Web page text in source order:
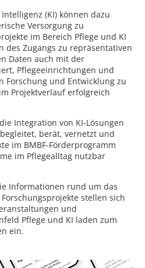
(KI) können dazu
Versorgung zu
im Bereich Pflege und KI
des Zugangs zu repräsentativen
Daten auch mit der
Pflegeeinrichtungen und
Forschung und Entwicklung zu
Projektverlauf erfolgreich
Integration von KI-Lösungen
berät, vernetzt und
im BMBF-Förderprogramm
im Pflegealltag nutzbar
Informationen rund um das
stellen sich
und
Pflege und KI laden zum
ein.